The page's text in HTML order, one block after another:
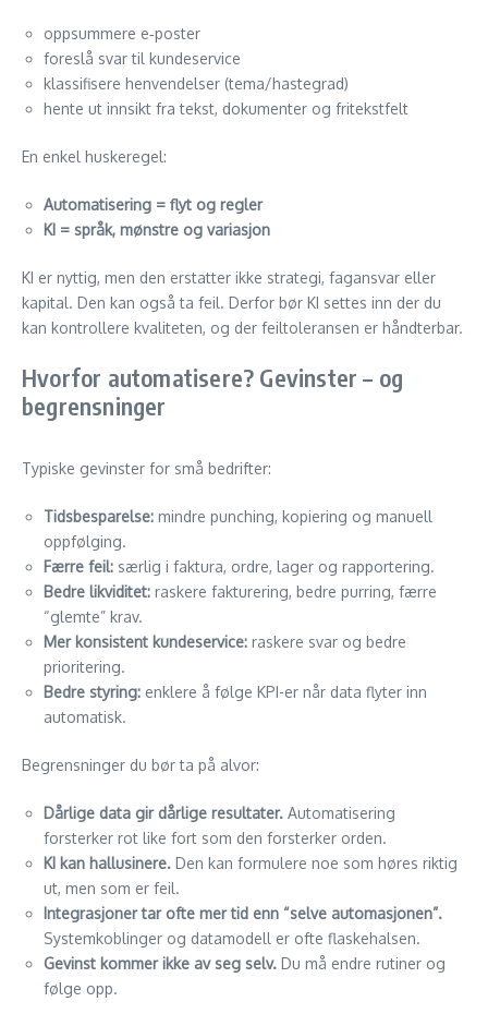
oppsummere e‑poster
foreslå svar til kundeservice
klassifisere henvendelser (tema/hastegrad)
hente ut innsikt fra tekst, dokumenter og fritekstfelt
En enkel huskeregel:
Automatisering = flyt og regler
KI = språk, mønstre og variasjon
KI er nyttig, men den erstatter ikke strategi, fagansvar eller
kapital. Den kan også ta feil. Derfor bør KI settes inn der du
kan kontrollere kvaliteten, og der feiltoleransen er håndterbar.
Hvorfor automatisere? Gevinster – og
begrensninger
Typiske gevinster for små bedrifter:
Tidsbesparelse: mindre punching, kopiering og manuell
oppfølging.
Færre feil: særlig i faktura, ordre, lager og rapportering.
Bedre likviditet: raskere fakturering, bedre purring, færre
“glemte” krav.
Mer konsistent kundeservice: raskere svar og bedre
prioritering.
Bedre styring: enklere å følge KPI-er når data flyter inn
automatisk.
Begrensninger du bør ta på alvor:
Dårlige data gir dårlige resultater. Automatisering
forsterker rot like fort som den forsterker orden.
KI kan hallusinere. Den kan formulere noe som høres riktig
ut, men som er feil.
Integrasjoner tar ofte mer tid enn “selve automasjonen”.
Systemkoblinger og datamodell er ofte flaskehalsen.
Gevinst kommer ikke av seg selv. Du må endre rutiner og
følge opp.